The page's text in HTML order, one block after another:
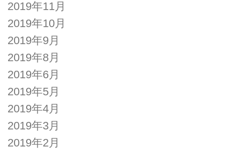
2019年11月
2019年10月
2019年9月
2019年8月
2019年6月
2019年5月
2019年4月
2019年3月
2019年2月